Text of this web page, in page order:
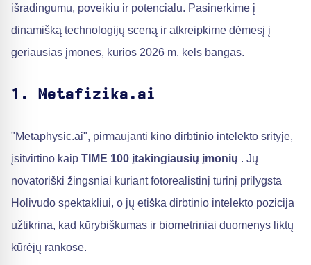
išradingumu, poveikiu ir potencialu. Pasinerkime į
dinamišką technologijų sceną ir atkreipkime dėmesį į
geriausias įmones, kurios 2026 m. kels bangas.
1. Metafizika.ai
"Metaphysic.ai", pirmaujanti kino dirbtinio intelekto srityje,
įsitvirtino kaip TIME 100 įtakingiausių įmonių . Jų
novatoriški žingsniai kuriant fotorealistinį turinį prilygsta
Holivudo spektakliui, o jų etiška dirbtinio intelekto pozicija
užtikrina, kad kūrybiškumas ir biometriniai duomenys liktų
kūrėjų rankose.